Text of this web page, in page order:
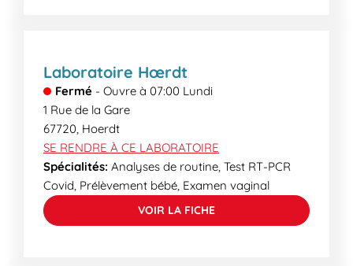
Laboratoire Hœrdt
Fermé - Ouvre à 07:00 Lundi
1 Rue de la Gare
67720, Hoerdt
SE RENDRE À CE LABORATOIRE
Spécialités: Analyses de routine, Test RT-PCR
Covid, Prélèvement bébé, Examen vaginal
VOIR LA FICHE